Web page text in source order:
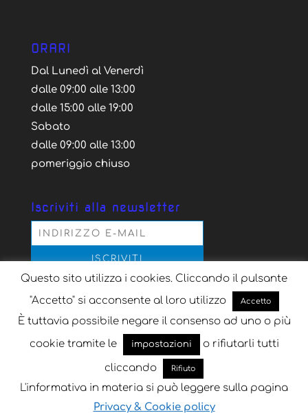
ORARI
Dal Lunedì al Venerdì
dalle 09:00 alle 13:00
dalle 15:00 alle 19:00
Sabato
dalle 09:00 alle 13:00
pomeriggio chiuso
Iscriviti alla newsletter
Acconsento al trattamento dei dati personali
secondo la normativa vigente, per il solo scopo
dell'iscrizione alla newsletter
Progettato daKey Seven| Sviluppato da
Questo sito utilizza i cookies. Cliccando il pulsante
"Accetto" si acconsente al loro utilizzo
Accetto
È tuttavia possibile negare il consenso ad uno o più
cookie tramite le
impostazioni o rifiutarli tutti
cliccando Rifiuto
L'informativa in materia si può leggere sulla pagina
Privacy & Cookie policy